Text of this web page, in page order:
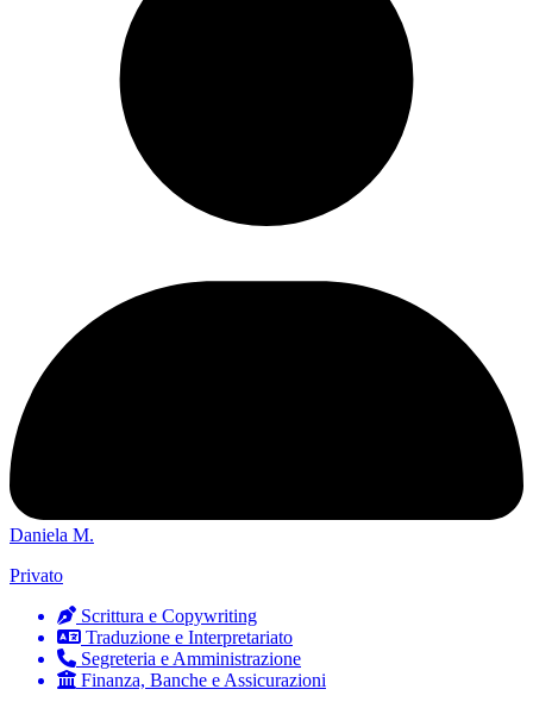
Daniela M.
Privato
Scrittura e Copywriting
Traduzione e Interpretariato
Segreteria e Amministrazione
Finanza, Banche e Assicurazioni